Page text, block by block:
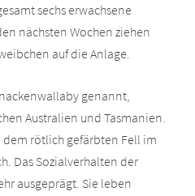
sechs erwachsene
nächsten Wochen ziehen
auf die Anlage.
genannt,
Australien und Tasmanien.
rötlich gefärbten Fell im
Das Sozialverhalten der
ausgeprägt. Sie leben